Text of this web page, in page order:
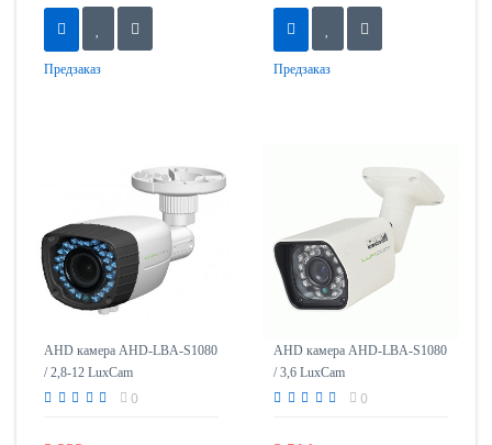
Предзаказ Предзаказ
AHD камера AHD-LBA-S1080
/ 2,8-12 LuxCam
0
AHD камера AHD-LBA-S1080
/ 3,6 LuxCam
0